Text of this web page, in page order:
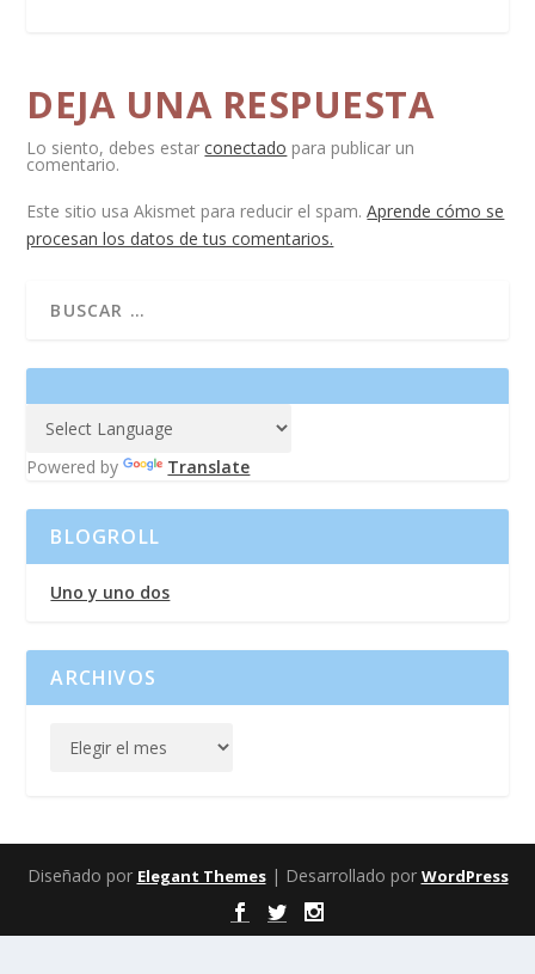
DEJA UNA RESPUESTA
Lo siento, debes estarconectado para publicar un
comentario.
Este sitio usa Akismet para reducir el spam.Aprende cómo se
procesan los datos de tus comentarios.
Powered by Translate
BLOGROLL
Uno y uno dos
ARCHIVOS
Diseñado por Elegant Themes| Desarrollado por WordPress